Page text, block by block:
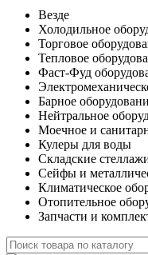
Везде
Холодильное
Торговое
Тепловое
Фаст-Фуд
Барное
Нейтральное
Моечное и
Кулеры для воды
Складские
Сейфы и
Климатическое
Отопительное
Запчасти и